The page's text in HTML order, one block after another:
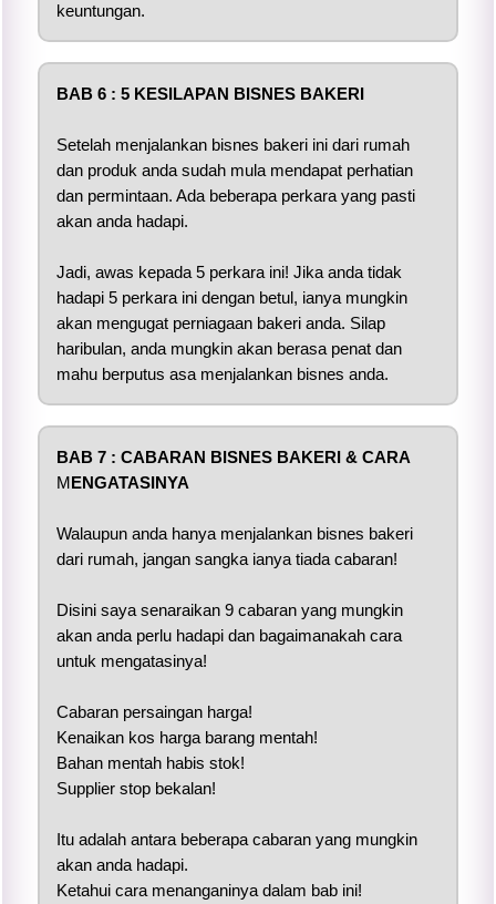
keuntungan.
BAB 6 :5 KESILAPAN BISNES BAKERI
Setelah menjalankan bisnes bakeri ini dari rumah
dan produk anda sudah mula mendapat perhatian
dan permintaan. Ada beberapa perkara yang pasti
akan anda hadapi.
Jadi, awas kepada 5 perkara ini! Jika anda tidak
hadapi 5 perkara ini dengan betul, ianya mungkin
akan mengugat perniagaan bakeri anda. Silap
haribulan, anda mungkin akan berasa penat dan
mahu berputus asa menjalankan bisnes anda.
BAB 7 :CABARAN BISNES BAKERI & CARA
MENGATASINYA
Walaupun anda hanya menjalankan bisnes bakeri
dari rumah, jangan sangka ianya tiada cabaran!
Disini saya senaraikan 9 cabaran yang mungkin
akan anda perlu hadapi dan bagaimanakah cara
untuk mengatasinya!
Cabaran persaingan harga!
Kenaikan kos harga barang mentah!
Bahan mentah habis stok!
Supplier stop bekalan!
Itu adalah antara beberapa cabaran yang mungkin
akan anda hadapi.
Ketahui cara menanganinya dalam bab ini!